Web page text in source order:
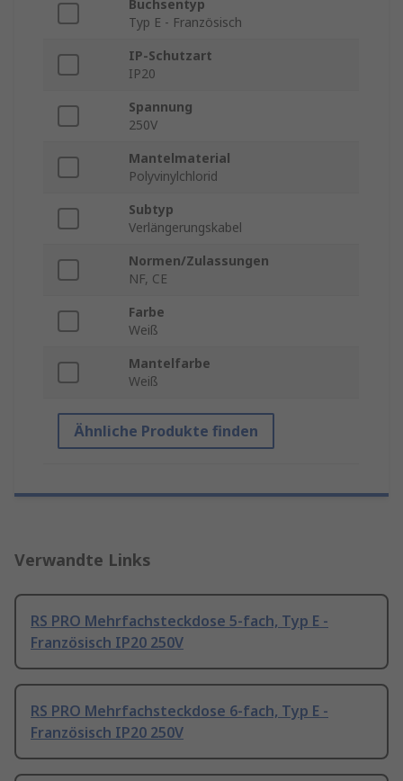
Buchsentyp
Typ E - Französisch
IP-Schutzart
IP20
Spannung
250V
Mantelmaterial
Polyvinylchlorid
Subtyp
Verlängerungskabel
Normen/Zulassungen
NF, CE
Farbe
Weiß
Mantelfarbe
Weiß
Ähnliche Produkte finden
Verwandte Links
RS PRO Mehrfachsteckdose 5-fach, Typ E -
Französisch IP20 250V
RS PRO Mehrfachsteckdose 6-fach, Typ E -
Französisch IP20 250V